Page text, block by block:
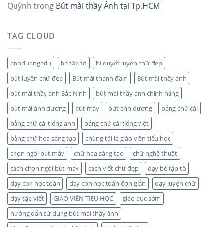
Quỳnh trong Bút mài thầy Ánh tại Tp.HCM
TAG CLOUD
anhduongedu bé tập tô
bí quyết luyện chữ đẹp
bút luyện chữ đẹp
Bút mài thanh đậm
Bút mài thầy ánh
bút mài thầy ánh Bắc Ninh
bút mài thầy ánh chính hãng
bút mài ánh dương
bút máy bút ánh dương
bảng chữ cái
bảng chữ cái tiếng anh
bảng chữ cái tiếng việt
bảng chữ hoa sáng tạo
chúng tôi là giáo viên tiểu học
chọn ngòi bút máy
chữ hoa sáng tạo
chữ nghệ thuật
cách chọn ngòi bút máy
cách viết chữ đẹp
dạy bé tập tô
dạy con học toán
dạy con học toán đơn giản
dạy luyện chữ
dạy tập viết
GIÁO VIÊN TIỂU HỌC
giáo dục sớm
hướng dẫn sử dụng bút mài thầy ánh